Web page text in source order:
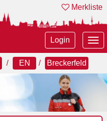
Merkliste
Login
EN Breckerfeld